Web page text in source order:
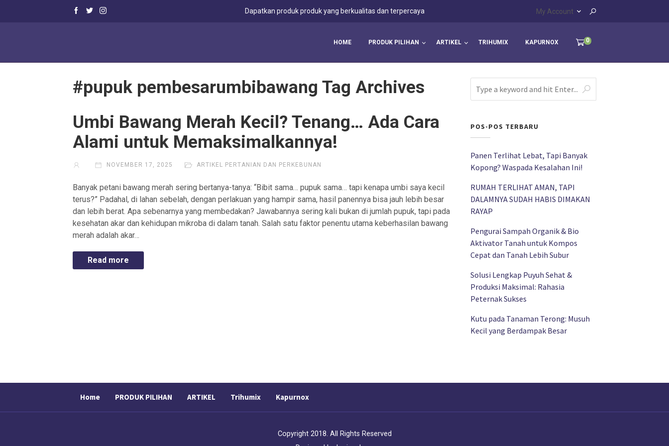
Dapatkan produk produk yang berkualitas dan terpercaya My Account
HOME PRODUK PILIHAN ARTIKEL TRIHUMIX KAPURNOX 0
#pupuk pembesarumbibawang Tag Archives
Umbi Bawang Merah Kecil? Tenang… Ada Cara
Alami untuk Memaksimalkannya!
NOVEMBER 17, 2025 ARTIKEL PERTANIAN DAN PERKEBUNAN
Banyak petani bawang merah sering bertanya-tanya: “Bibit sama… pupuk sama… tapi kenapa umbi saya kecil
terus?” Padahal, di lahan sebelah, dengan perlakuan yang hampir sama, hasil panennya bisa jauh lebih besar
dan lebih berat. Apa sebenarnya yang membedakan? Jawabannya sering kali bukan di jumlah pupuk, tapi pada
kesehatan akar dan kehidupan mikroba di dalam tanah. Salah satu faktor penentu utama keberhasilan bawang
merah adalah akar…
Read more
POS-POS TERBARU
Panen Terlihat Lebat, Tapi Banyak
Kopong? Waspada Kesalahan Ini!
RUMAH TERLIHAT AMAN, TAPI
DALAMNYA SUDAH HABIS DIMAKAN
RAYAP
Pengurai Sampah Organik & Bio
Aktivator Tanah untuk Kompos
Cepat dan Tanah Lebih Subur
Solusi Lengkap Puyuh Sehat &
Produksi Maksimal: Rahasia
Peternak Sukses
Kutu pada Tanaman Terong: Musuh
Kecil yang Berdampak Besar
Home PRODUK PILIHAN ARTIKEL Trihumix Kapurnox
Copyright 2018. All Rights Reserved